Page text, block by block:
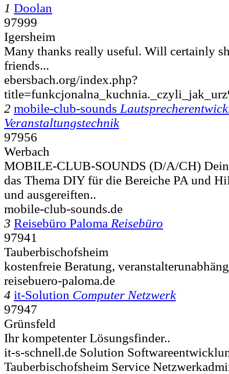
1 Doolan
97999
Igersheim
Many thanks really useful. Will certainly
friends...
ebersbach.org/index.php?
2 mobile-club-sounds
Veranstaltungstechnik
97956
Werbach
MOBILE-CLUB-SOUNDS (D/A/CH)
das Thema DIY für die Bereiche PA und
und ausgereiften..
mobile-club-sounds.de
3 Reisebüro Paloma Reisebüro
97941
Tauberbischofsheim
kostenfreie Beratung,
reisebuero-paloma.de
4 it-Solution Computer Netzwerk
97947
Grünsfeld
Ihr kompetenter Lösungsfinder..
it-s-schnell.de Solution
Tauberbischofsheim Service